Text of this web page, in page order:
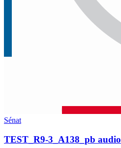
Sénat
TEST_R9-3_A138_pb audio